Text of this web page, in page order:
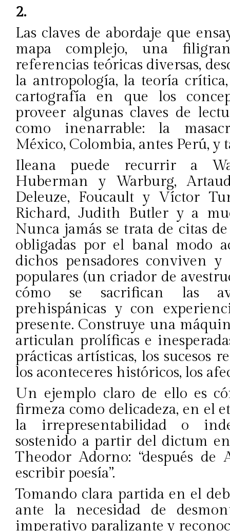
2.
Las claves de abordaje que
mapa complejo, una
referencias teóricas diversas,
la antropología, la teoría
cartografía en que los
proveer algunas claves de
como inenarrable: la
México, Colombia, antes Perú,
Ileana puede recurrir a
Huberman y Warburg,
Deleuze, Foucault y Víctor
Richard, Judith Butler y a
Nunca jamás se trata de citas
obligadas por el banal modo
dichos pensadores conviven y
populares (un criador de
cómo se sacrifican las
prehispánicas y con
presente. Construye una
articulan prolíficas e
prácticas artísticas, los sucesos
los aconteceres históricos, los
Un ejemplo claro de ello es
firmeza como delicadeza, en el
la irrepresentabilidad o
sostenido a partir del dictum
Theodor Adorno: “después de
escribir poesía”.
Tomando clara partida en el
ante la necesidad de
imperativo paralizante y